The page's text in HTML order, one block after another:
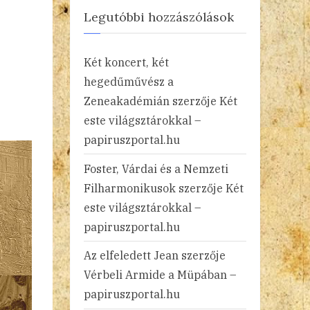
Legutóbbi hozzászólások
Két koncert, két
hegedűművész a
Zeneakadémián szerzője Két
este világsztárokkal –
papiruszportal.hu
Foster, Várdai és a Nemzeti
Filharmonikusok szerzője Két
este világsztárokkal –
papiruszportal.hu
Az elfeledett Jean szerzője
Vérbeli Armide a Müpában –
papiruszportal.hu